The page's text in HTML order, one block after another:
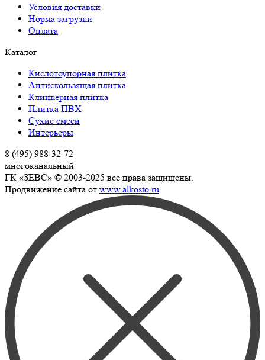
Условия доставки
Норма загрузки
Оплата
Каталог
Кислотоупорная плитка
Антискользящая плитка
Клинкерная плитка
Плитка ПВХ
Сухие смеси
Интерьеры
8 (495) 988-32-72
многоканальный
ГК «ЗЕВС» © 2003-2025 все права защищены.
Продвижение сайта от www.alkosto.ru